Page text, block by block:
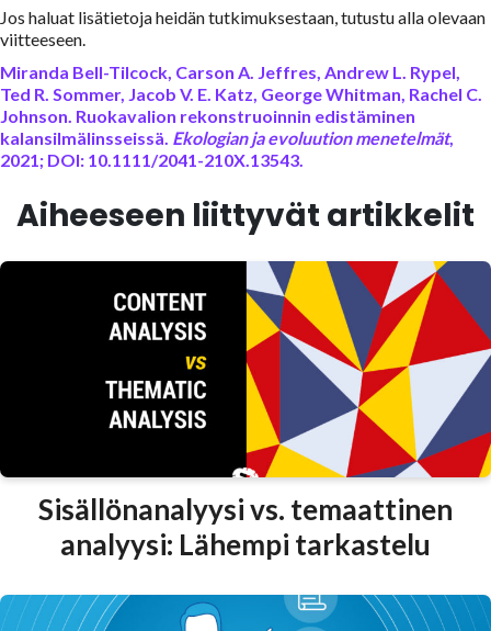
Jos haluat lisätietoja heidän tutkimuksestaan, tutustu alla olevaan
viitteeseen.
Miranda Bell-Tilcock, Carson A. Jeffres, Andrew L. Rypel,
Ted R. Sommer, Jacob V. E. Katz, George Whitman, Rachel C.
Johnson. Ruokavalion rekonstruoinnin edistäminen
kalansilmälinsseissä. Ekologian ja evoluution menetelmät,
2021; DOI: 10.1111/2041-210X.13543.
Aiheeseen liittyvät artikkelit
Sisällönanalyysi vs. temaattinen
analyysi: Lähempi tarkastelu